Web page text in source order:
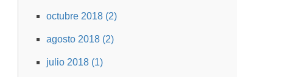
octubre 2018 (2)
agosto 2018 (2)
julio 2018 (1)